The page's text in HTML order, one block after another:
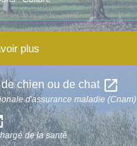
plus
chien ou de chat open_in_new
d'assurance maladie (Cnam)
de la santé